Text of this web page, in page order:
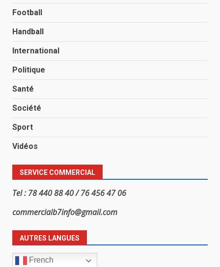
Football
Handball
International
Politique
Santé
Société
Sport
Vidéos
SERVICE COMMERCIAL
Tel : 78 440 88 40 / 76 456 47 06
commercialb7info@gmail.com
AUTRES LANGUES
French